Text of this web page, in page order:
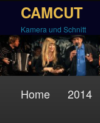
wechseln
CAMCUT
Kamera und Schnitt
Home 2014